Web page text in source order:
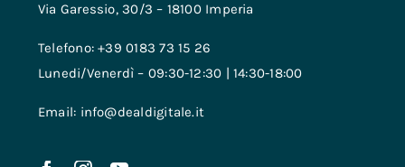
Via Garessio, 30/3 – 18100 Imperia
Telefono: +39 0183 73 15 26
Lunedi/Venerdì – 09:30-12:30 | 14:30-18:00
Email: info@dealdigitale.it